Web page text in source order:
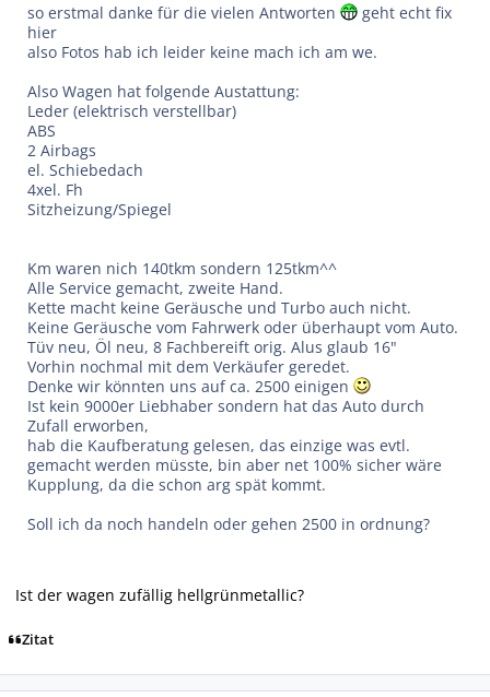
so erstmal danke für die vielen Antworten
geht echt fix
hier
also Fotos hab ich leider keine mach ich am we.
Also Wagen hat folgende Austattung:
Leder (elektrisch verstellbar)
ABS
2 Airbags
el. Schiebedach
4xel. Fh
Sitzheizung/Spiegel
Km waren nich 140tkm sondern 125tkm^^
Alle Service gemacht, zweite Hand.
Kette macht keine Geräusche und Turbo auch nicht.
Keine Geräusche vom Fahrwerk oder überhaupt vom Auto.
Tüv neu, Öl neu, 8 Fachbereift orig. Alus glaub 16"
Vorhin nochmal mit dem Verkäufer geredet.
Denke wir könnten uns auf ca. 2500 einigen
Ist kein 9000er Liebhaber sondern hat das Auto durch
Zufall erworben,
hab die Kaufberatung gelesen, das einzige was evtl.
gemacht werden müsste, bin aber net 100% sicher wäre
Kupplung, da die schon arg spät kommt.
Soll ich da noch handeln oder gehen 2500 in ordnung?
Ist der wagen zufällig hellgrünmetallic?
Zitat